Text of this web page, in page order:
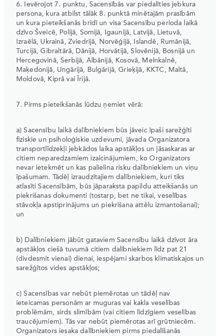
6. Ievērojot 7. punktu, Sacensībās var piedalīties jebkura
persona, kura atbilst tālāk 8. punktā minētajām prasībām
un kura pieteikšanās brīdī un visa Sacensību perioda laikā
dzīvo Šveicē, Polijā, Somijā, Igaunijā, Latvijā, Lietuvā,
Izraēlā, Ukrainā, Zviedrijā, Norvēģijā, Islandē, Rumānijā,
Turcijā, Gibraltārā, Dānijā, Horvātijā, Slovēnijā, Bosnijā un
Hercegovinā, Serbijā, Albānijā, Kosovā, Melnkalnē,
Maķedonijā, Ungārijā, Bulgārijā, Grieķijā, KKTC, Maltā,
Moldovā, Kiprā vai Īrijā.
7. Pirms pieteikšanās lūdzu ņemiet vērā:
a) Sacensību laikā dalībniekiem būs jāveic īpaši sarežģīti
fiziskie un psiholoģiskie uzdevumi, jāvada Organizatora
transportlīdzekļi jebkādos laika apstākļos un jāsaskaras ar
citiem neparedzamiem izaicinājumiem, ko Organizators
nevar ietekmēt un kas palielina risku dalībniekiem un viņu
īpašumam. Tādēļ izraudzītajiem dalībniekiem, kuri tiks
atlasīti Sacensībām, būs jāparaksta papildu atteikšanās un
piekrišanas dokumenti (tostarp, bet ne tikai, veselības
stāvokļa apstiprinājums un piekrišana attēlu izmantošanai);
un
b) Dalībniekiem jābūt gataviem Sacensību laikā dzīvot āra
apstākļos ciešā tuvumā citiem dalībniekiem līdz pat 21
(divdesmit vienai) dienai, iespējami skarbos klimatiskajos un
sarežģītos vides apstākļos;
c) Sacensības var nebūt piemērotas un tādēļ nav
ieteicamas personām ar muguras vai kakla veselības
problēmām, sirds slimībām (vai citiem līdzīgiem veselības
traucējumiem). Tās var nebūt piemērotas arī grūtniecēm.
Organizators iesaka dalībniekiem pirms piedalīšanās